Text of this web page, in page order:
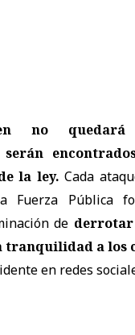
no quedará
serán
la ley. Cada
Fuerza Pública
de
tranquilidad a los
en redes